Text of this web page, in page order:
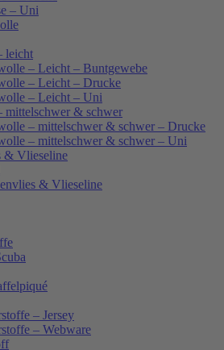
– Uni
leicht
– Leicht – Buntgewebe
– Leicht – Drucke
– Leicht – Uni
mittelschwer & schwer
– mittelschwer & schwer – Drucke
– mittelschwer & schwer – Uni
& Vlieseline
& Vlieseline
– Jersey
– Webware